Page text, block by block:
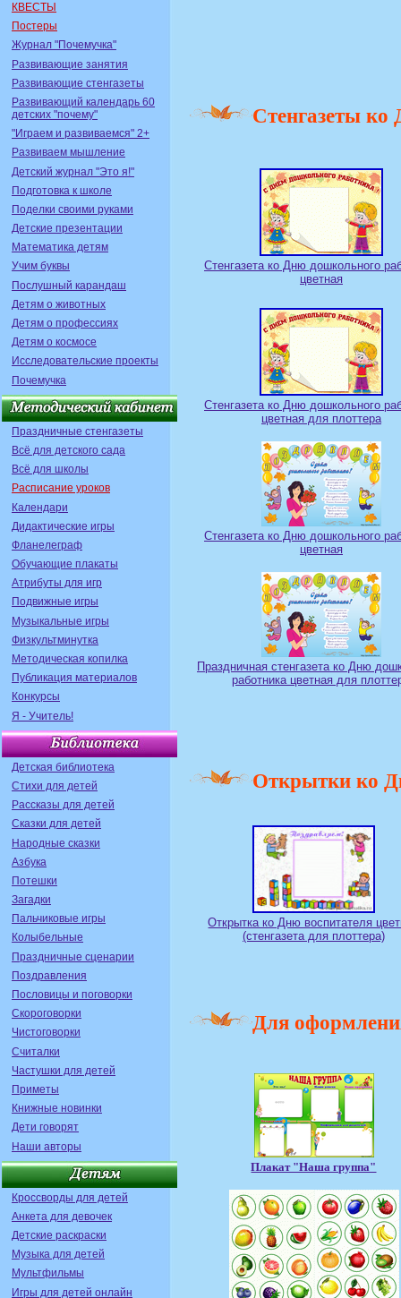
КВЕСТЫ
Постеры
Журнал "Почемучка"
Развивающие занятия
Развивающие стенгазеты
Развивающий календарь 60
детских "почему"
"Играем и развиваемся" 2+
Развиваем мышление
Детский журнал "Это я!"
Подготовка к школе
Поделки своими руками
Детские презентации
Математика детям
Учим буквы
Послушный карандаш
Детям о животных
Детям о профессиях
Детям о космосе
Исследовательские проекты
Почемучка
Праздничные стенгазеты
Всё для детского сада
Всё для школы
Расписание уроков
Календари
Дидактические игры
Фланелеграф
Обучающие плакаты
Атрибуты для игр
Подвижные игры
Музыкальные игры
Физкультминутка
Методическая копилка
Публикация материалов
Конкурсы
Я - Учитель!
Детская библиотека
Стихи для детей
Рассказы для детей
Сказки для детей
Народные сказки
Азбука
Потешки
Загадки
Пальчиковые игры
Колыбельные
Праздничные сценарии
Поздравления
Пословицы и поговорки
Скороговорки
Чистоговорки
Считалки
Частушки для детей
Приметы
Книжные новинки
Дети говорят
Наши авторы
Кроссворды для детей
Анкета для девочек
Детские раскраски
Музыка для детей
Мультфильмы
Игры для детей онлайн
Стенгазеты
Стенгазета ко Дню дошкольного
цветная
Стенгазета ко Дню дошкольного
цветная для плоттера
Стенгазета ко Дню дошкольного
цветная
Праздничная стенгазета ко Дню
работника цветная для
Открытки ко
Открытка ко Дню воспитателя
(стенгазета для плоттера)
Для
Плакат "Наша группа"